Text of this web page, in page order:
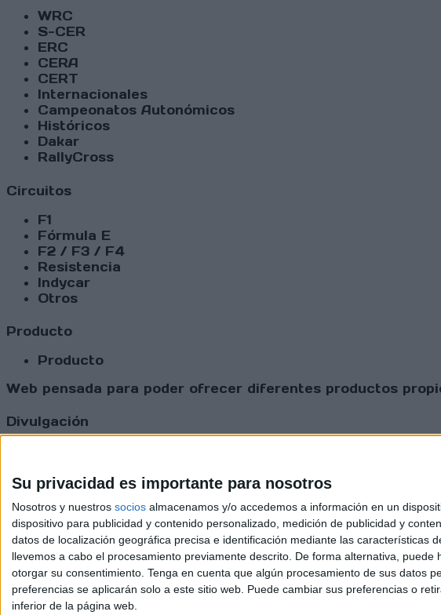
Su privacidad es importante para nosotros
Nosotros y nuestros socios almacenamos y/o accedemos a información en un
dispositivo para publicidad y contenido personalizado, medición de publicidad y
datos de localización geográfica precisa e identificación mediante las
llevemos a cabo el procesamiento previamente descrito. De forma alternativa,
otorgar su consentimiento. Tenga en cuenta que algún procesamiento de sus datos
preferencias se aplicarán solo a este sitio web. Puede cambiar sus preferencias o
inferior de la página web.
WRC
S-CER
ERC
CERA
CERT
Internacionales
Campeonatos Autonómicos
Históricos
Dakar
RallyCross
Circuitos
F1
Fórmula E
F2 / F3 / F4
Resistencia
Indycar
Otros
Producto
Producto
Web pensada para poder ofrecer diferentes productos
Divulgación
Comunicados
Vídeos (on boards)
Redes Sociales
2026 Revista